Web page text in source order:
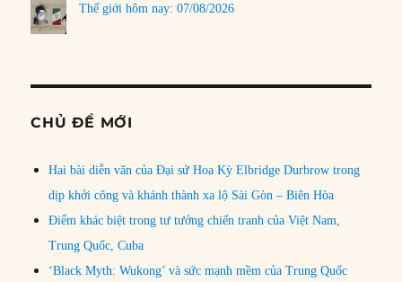
Thế giới hôm nay: 07/08/2026
CHỦ ĐỀ MỚI
Hai bài diễn văn của Đại sứ Hoa Kỳ Elbridge Durbrow trong
dịp khởi công và khánh thành xa lộ Sài Gòn – Biên Hòa
Điểm khác biệt trong tư tưởng chiến tranh của Việt Nam,
Trung Quốc, Cuba
‘Black Myth: Wukong’ và sức mạnh mềm của Trung Quốc